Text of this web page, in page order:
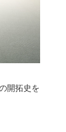
開拓史を